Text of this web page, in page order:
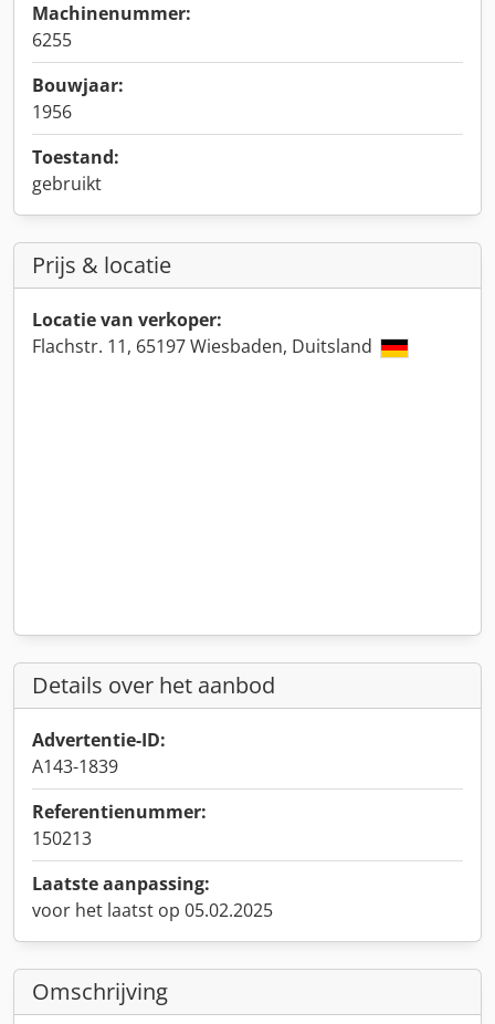
Machinenummer:
6255
Bouwjaar:
1956
Toestand:
gebruikt
Prijs & locatie
Locatie van verkoper:
Flachstr. 11, 65197 Wiesbaden, Duitsland
Details over het aanbod
Advertentie-ID:
A143-1839
Referentienummer:
150213
Laatste aanpassing:
voor het laatst op 05.02.2025
Omschrijving